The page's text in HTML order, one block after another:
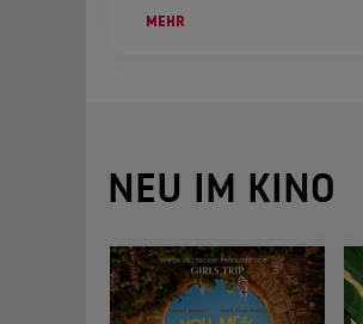
MEHR
NEU IM KINO